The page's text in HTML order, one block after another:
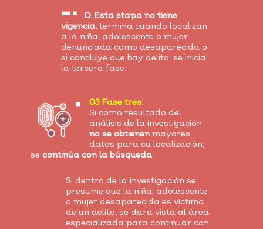
D. Esta etapa no tiene
vigencia, termina cuando localizan
a la niña, adolescente o mujer
denunciada como desaparecida o
si concluye que hay delito, se inicia
la tercera fase.
03 Fase tres:
Si como resultado del
análisis de la investigación
no se obtienenmayores
datos para su localización,
se continúa con la búsqueda.
Si dentro de la investigación se
presume que la niña, adolescente
o mujer desaparecida es víctima
de un delito, se dará vista al área
especializada para continuar con